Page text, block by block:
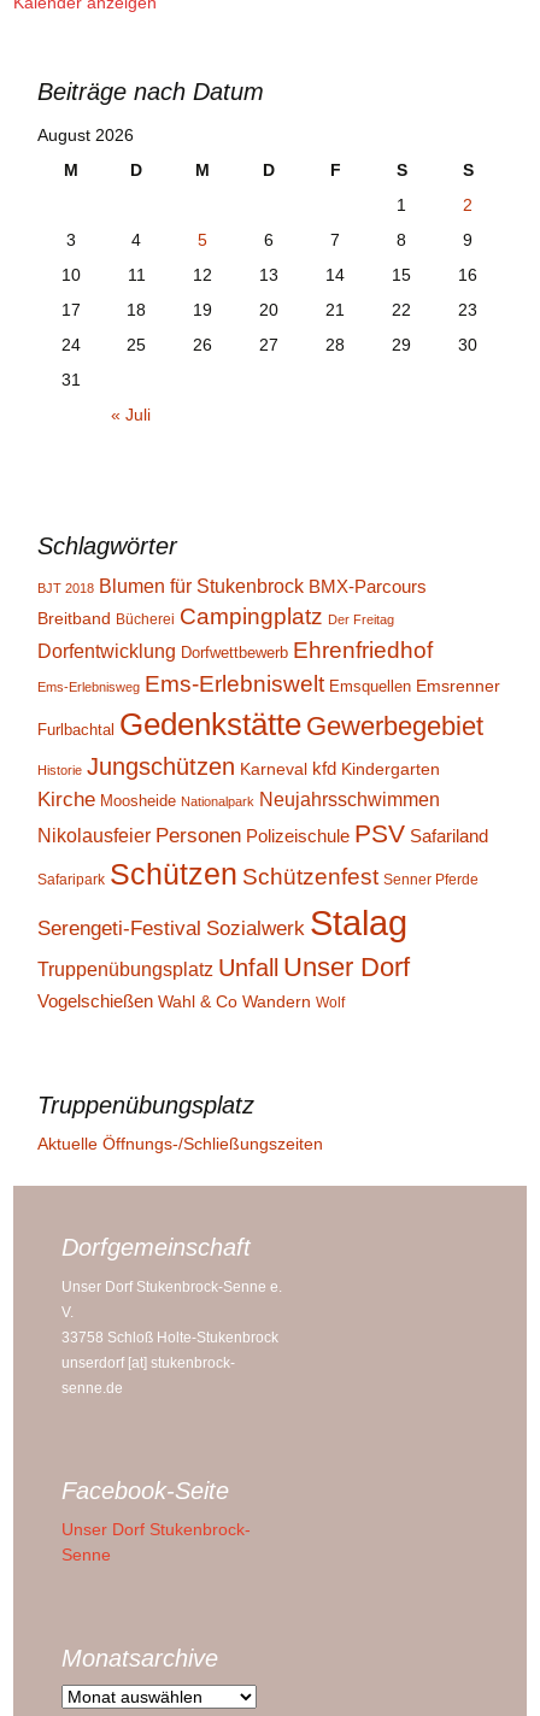
Beiträge nach Datum
August 2026
M
D M D F S
S
1
2
3
4 5 6 7 8
9
10
11 12 13 14 15
16
17
18 19 20 21 22
23
24
25 26 27 28 29
30
31
« Juli
Schlagwörter
BJT 2018 Blumen für Stukenbrock BMX-Parcours
Breitband Bücherei Campingplatz Der Freitag
Dorfentwicklung Dorfwettbewerb Ehrenfriedhof
Ems-Erlebnisweg Ems-Erlebniswelt Emsquellen Emsrenner
Furlbachtal Gedenkstätte Gewerbegebiet
Historie Jungschützen Karneval kfd Kindergarten
Kirche Moosheide Nationalpark Neujahrsschwimmen
Nikolausfeier Personen Polizeischule PSV Safariland
Safaripark Schützen Schützenfest Senner Pferde
Serengeti-Festival Sozialwerk Stalag
Truppenübungsplatz Unfall Unser Dorf
Vogelschießen Wahl & Co Wandern Wolf
Truppenübungsplatz
Aktuelle Öffnungs-/Schließungszeiten
Dorfgemeinschaft
Unser Dorf Stukenbrock-Senne e.
V.
33758 Schloß Holte-Stukenbrock
unserdorf [at] stukenbrock-
senne.de
Facebook-Seite
Unser Dorf Stukenbrock-
Senne
Monatsarchive
Monatsarchive